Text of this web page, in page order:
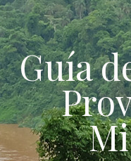
Skip to content
Guía